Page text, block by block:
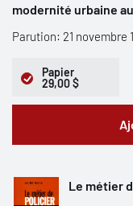
modernité urbaine
Parution: 21 novembre
Papier
29,00 $
Le métier